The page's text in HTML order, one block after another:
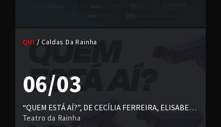
QUI Caldas Da Rainha
06/03
“QUEM ESTÁ AÍ?”, DE CECÍLIA FERREIRA, ELISABETE MARQUES, HENRIQUE MANUEL BENTO FIALHO E MANUEL PORTELA
Teatro da Rainha